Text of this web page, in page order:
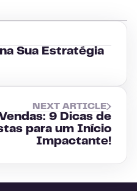
Sua Estratégia
NEXT ARTICLE
9 Dicas de
para um Início
Impactante!